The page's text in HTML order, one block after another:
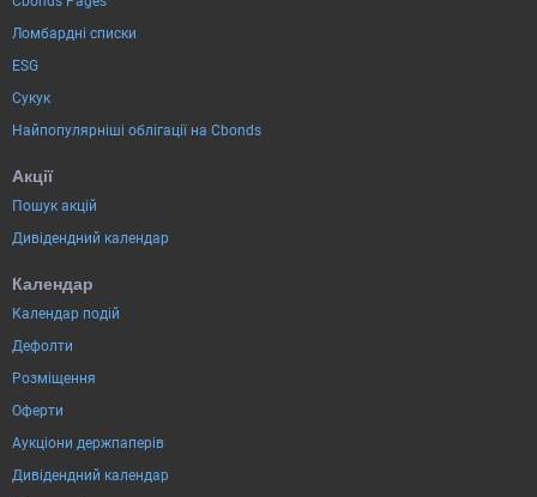
Ломбардні списки
ESG
Сукук
Найпопулярніші облігації на Cbonds
Акції
Пошук акцій
Дивідендний календар
Календар
Календар подій
Дефолти
Розміщення
Оферти
Аукціони держпаперів
Дивідендний календар